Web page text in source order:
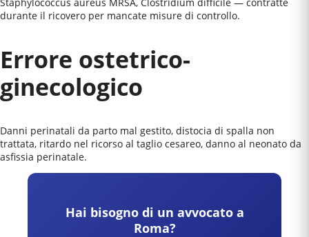
durante il ricovero per mancate misure di controllo.
Errore ostetrico-
ginecologico
Danni perinatali da parto mal gestito, distocia di spalla non
trattata, ritardo nel ricorso al taglio cesareo, danno al neonato da
asfissia perinatale.
Hai bisogno di un avvocato a
Roma?